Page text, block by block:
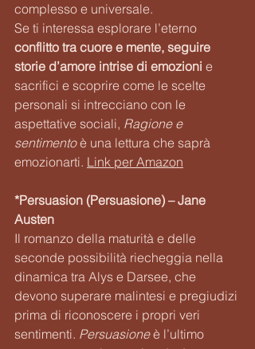
complesso e universale.
Se ti interessa esplorare l’eterno
conflitto tra cuore e mente, seguire
storie d’amore intrise di emozioni e
sacrifici e scoprire come le scelte
personali si intrecciano con le
aspettative sociali, Ragione e
sentimento è una lettura che saprà
emozionarti. Link per Amazon
*Persuasion (Persuasione) – Jane
Austen
Il romanzo della maturità e delle
seconde possibilità riecheggia nella
dinamica tra Alys e Darsee, che
devono superare malintesi e pregiudizi
prima di riconoscere i propri veri
sentimenti. Persuasione è l’ultimo